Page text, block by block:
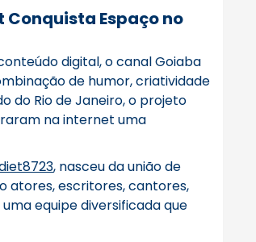
Espaço no
digital, o canal Goiaba
de humor, criatividade
do Rio de Janeiro, o projeto
na internet uma
, nasceu da união de
atores, escritores, cantores,
equipe diversificada que